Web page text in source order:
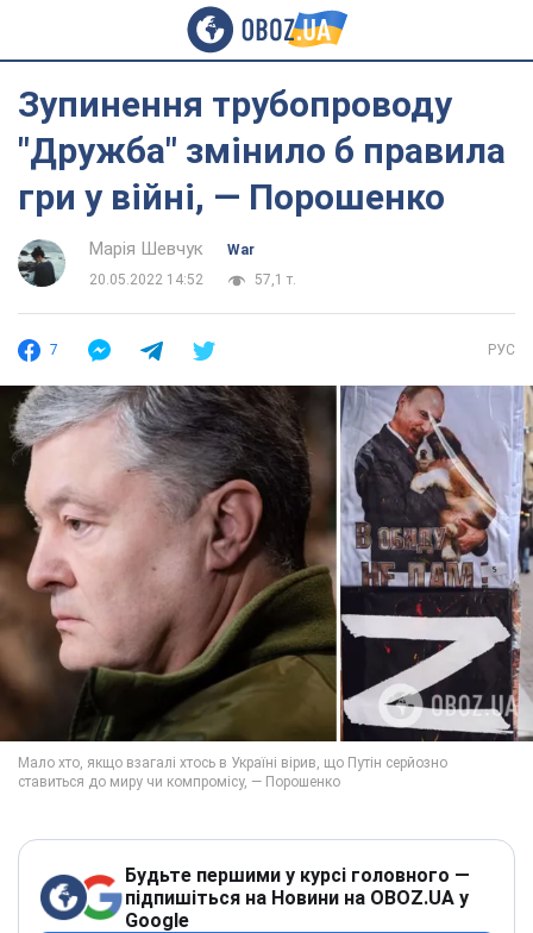
Зупинення трубопроводу
"Дружба" змінило б правила
гри у війні, — Порошенко
Марія Шевчук
War
20.05.2022 14:52
57,1 т.
7 РУС
Будьте першими у курсі головного —
підпишіться на Новини на OBOZ.UA у
Google